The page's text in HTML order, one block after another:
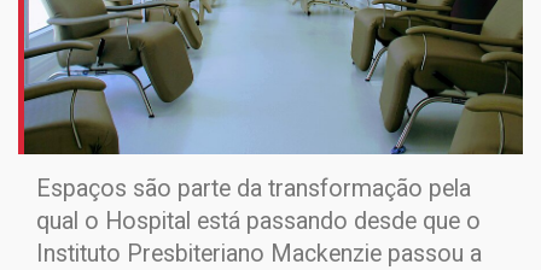
Espaços são parte da transformação pela
qual o Hospital está passando desde que o
Instituto Presbiteriano Mackenzie passou a